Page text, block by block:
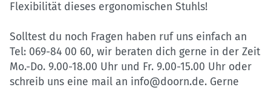
Flexibilität dieses ergonomischen Stuhls!
Solltest du noch Fragen haben ruf uns einfach an
Tel: 069-84 00 60, wir beraten dich gerne in der Zeit
Mo.-Do. 9.00-18.00 Uhr und Fr. 9.00-15.00 Uhr oder
schreib uns eine mail an info@doorn.de. Gerne